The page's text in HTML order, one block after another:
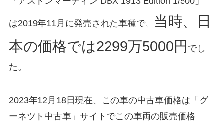
は2019年11月に発売された車種で、
当時、日
本の価格では2299万5000円 でし
た。
2023年12月18日現在、この車の中古車価格は「グ
ーネツト中古車」サイトでこの車両の販売価格